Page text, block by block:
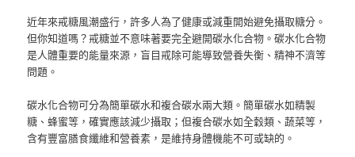
近年來戒糖風潮盛行，許多人為了健康或減重開始避免攝取糖分。
但你知道嗎？戒糖並不意味著要完全避開碳水化合物。碳水化合物
是人體重要的能量來源，盲目戒除可能導致營養失衡、精神不濟等
問題。
碳水化合物可分為簡單碳水和複合碳水兩大類。簡單碳水如精製
糖、蜂蜜等，確實應該減少攝取；但複合碳水如全穀類、蔬菜等，
含有豐富膳食纖維和營養素，是維持身體機能不可或缺的。